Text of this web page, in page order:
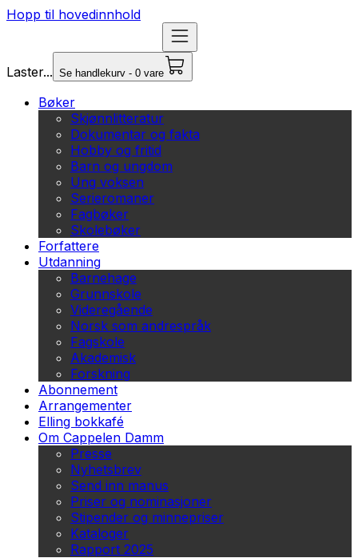
Hopp til hovedinnhold
Laster... Se handlekurv - 0 vare
Bøker
Skjønnlitteratur
Dokumentar og fakta
Hobby og fritid
Barn og ungdom
Ung voksen
Serieromaner
Fagbøker
Skolebøker
Forfattere
Utdanning
Barnehage
Grunnskole
Videregående
Norsk som andrespråk
Fagskole
Akademisk
Forskning
Abonnement
Arrangementer
Elling bokkafé
Om Cappelen Damm
Presse
Nyhetsbrev
Send inn manus
Priser og nominasjoner
Stipender og minnepriser
Kataloger
Rapport 2025